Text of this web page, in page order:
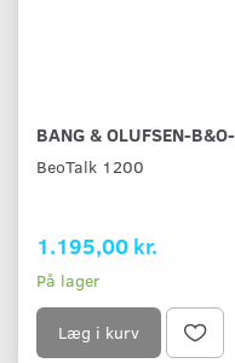
BANG & OLUFSEN-
BeoTalk 1200
1.195,00 kr.
På lager
Læg i kurv